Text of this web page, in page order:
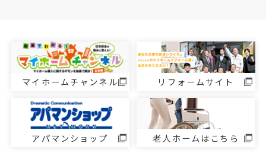
マイホームチャンネル リフォームサイト
アパマンショップ 老人ホームはこちら